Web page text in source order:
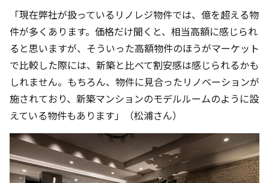
「現在弊社が扱っているリノレジ物件では、億を超える物
件が多くあります。価格だけ聞くと、相当高額に感じられ
ると思いますが、そういった高額物件のほうがマーケット
で比較した際には、新築と比べて割安感は感じられるかも
しれません。もちろん、物件に見合ったリノベーションが
施されており、新築マンションのモデルルームのように設
えている物件もあります」（松浦さん）